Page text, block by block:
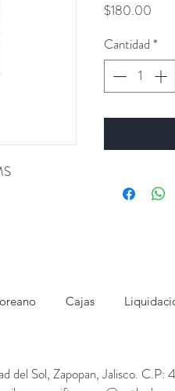
$180.00
Cantidad *
Cajas
del Sol, Zapopan, Jalisco. C.P: